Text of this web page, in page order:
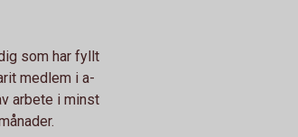
som har fyllt
medlem i a-
arbete i minst